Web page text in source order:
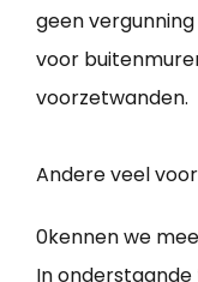
geen
voor
voorzetwanden.
Andere veel
0kennen we
In